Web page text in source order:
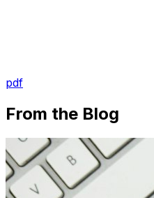
pdf
From the Blog